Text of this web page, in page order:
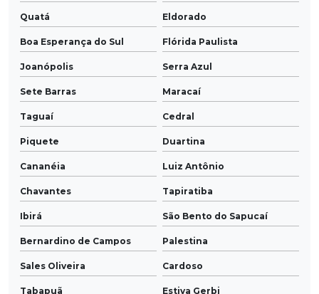
Quatá Eldorado
Boa Esperança do Sul Flórida Paulista
Joanópolis Serra Azul
Sete Barras Maracaí
Taguaí Cedral
Piquete Duartina
Cananéia Luiz Antônio
Chavantes Tapiratiba
Ibirá São Bento do Sapucaí
Bernardino de Campos Palestina
Sales Oliveira Cardoso
Tabapuã Estiva Gerbi